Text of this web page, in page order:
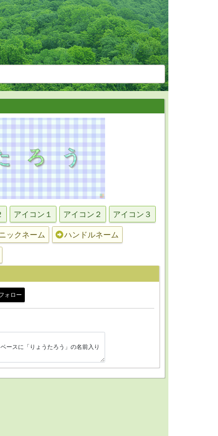
アイコン１ アイコン２ アイコン３
ックネーム ハンドルネーム
ォロー